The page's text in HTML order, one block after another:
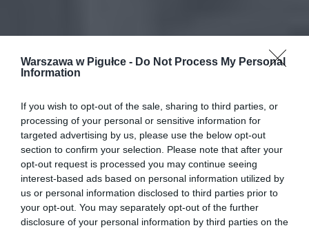
Warszawa w Pigułce - Do Not Process My Personal
Information
If you wish to opt-out of the sale, sharing to third parties, or
processing of your personal or sensitive information for
targeted advertising by us, please use the below opt-out
section to confirm your selection. Please note that after your
opt-out request is processed you may continue seeing
interest-based ads based on personal information utilized by
us or personal information disclosed to third parties prior to
your opt-out. You may separately opt-out of the further
disclosure of your personal information by third parties on the